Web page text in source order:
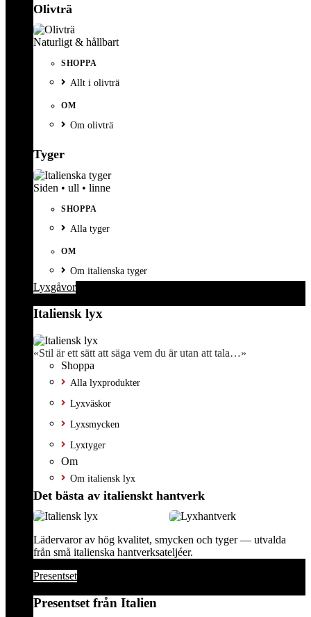
Olivträ
Naturligt & hållbart
SHOPPA
Allt i olivträ
OM
Om olivträ
Tyger
Siden • ull • linne
SHOPPA
Alla tyger
OM
Om italienska tyger
Lyxgåvor
Italiensk lyx
«Stil är ett sätt att säga vem du är utan att tala…»
Shoppa
Alla lyxprodukter
Lyxväskor
Lyxsmycken
Lyxtyger
Om
Om italiensk lyx
Det bästa av italienskt hantverk
Lädervaror av hög kvalitet, smycken och tyger — utvalda
från små italienska hantverksateljéer.
Presentset
Presentset från Italien